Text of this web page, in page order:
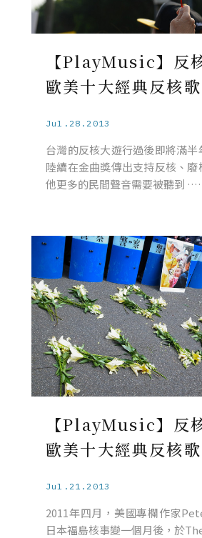
【PlayMusic】反
歐美十大經典反核
Jul.28.2013
台灣的反核大遊行過後即將滿半
陸續在金曲獎傳出支持反核、
他更多的民間聲音需要被聽到
【PlayMusic】反
歐美十大經典反核
Jul.21.2013
2011年四月，美國專欄作家
日本福島核事變一個月後，於